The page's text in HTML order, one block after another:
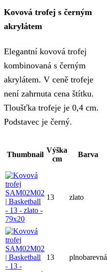
11.19 €
Kovová trofej s černým
akrylátem
Elegantní kovová trofej
kombinovaná s černým
akrylátem. V ceně trofeje
není zahrnuta cena štítku.
Tloušťka trofeje je 0,4 cm.
Podstavec je černý.
Thumbnail
Výška
cm
Barva
13 zlato
13 plnobarevná